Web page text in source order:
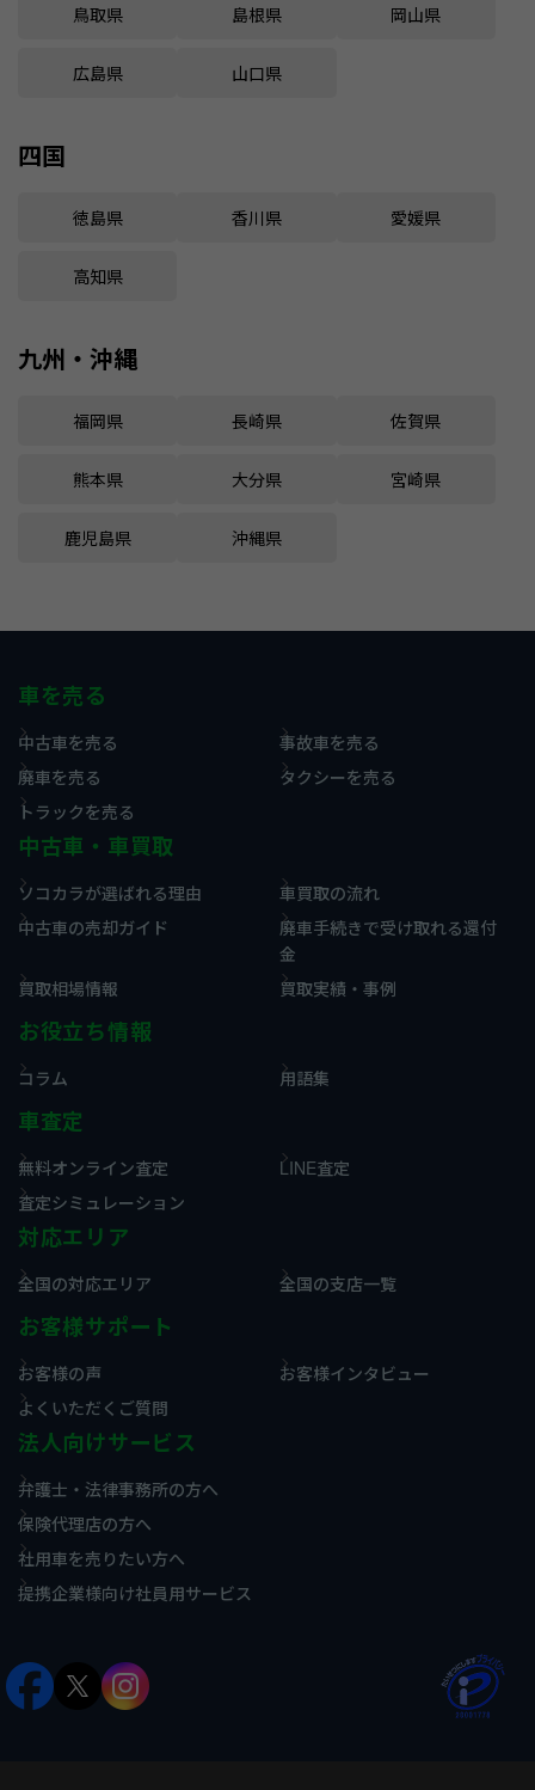
鳥取県 島根県 岡山県
広島県 山口県
四国
徳島県 香川県 愛媛県
高知県
九州・沖縄
福岡県 長崎県 佐賀県
熊本県 大分県 宮崎県
鹿児島県 沖縄県
車を売る
中古車を売る
事故車を売る
廃車を売る
タクシーを売る
トラックを売る
中古車・車買取
ソコカラが選ばれる理由
車買取の流れ
中古車の売却ガイド
廃車手続きで受け取れる還付
金
買取相場情報
買取実績・事例
お役立ち情報
コラム 用語集
車査定
無料オンライン査定
LINE査定
査定シミュレーション
対応エリア
全国の対応エリア 全国の支店一覧
お客様サポート
お客様の声
お客様インタビュー
よくいただくご質問
法人向けサービス
弁護士・法律事務所の方へ
保険代理店の方へ
社用車を売りたい方へ
提携企業様向け社員用サービス